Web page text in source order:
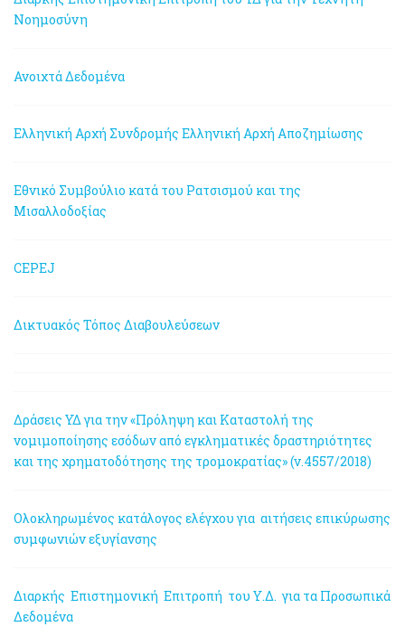
Νοημοσύνη
Ανοιχτά Δεδομένα
Ελληνική Αρχή Συνδρομής Ελληνική Αρχή Αποζημίωσης
Εθνικό Συμβούλιο κατά του Ρατσισμού και της
Μισαλλοδοξίας
CEPEJ
Δικτυακός Τόπος Διαβουλεύσεων
Δράσεις ΥΔ για την «Πρόληψη και Καταστολή της
νομιμοποίησης εσόδων από εγκληματικές δραστηριότητες
και της χρηματοδότησης της τρομοκρατίας» (ν.4557/2018)
Ολοκληρωμένος κατάλογος ελέγχου για αιτήσεις επικύρωσης
συμφωνιών εξυγίανσης
Διαρκής Επιστημονική Επιτροπή του Υ.Δ. για τα Προσωπικά
Δεδομένα